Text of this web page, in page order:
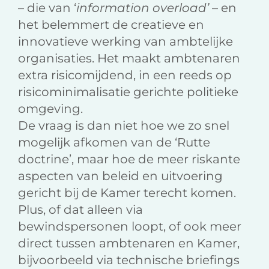
– die van ‘information overload’– en
het belemmert de creatieve en
innovatieve werking van ambtelijke
organisaties. Het maakt ambtenaren
extra risicomijdend, in een reeds op
risicominimalisatie gerichte politieke
omgeving.
De vraag is dan niet hoe we zo snel
mogelijk afkomen van de ‘Rutte
doctrine’, maar hoe de meer riskante
aspecten van beleid en uitvoering
gericht bij de Kamer terecht komen.
Plus, of dat alleen via
bewindspersonen loopt, of ook meer
direct tussen ambtenaren en Kamer,
bijvoorbeeld via technische briefings